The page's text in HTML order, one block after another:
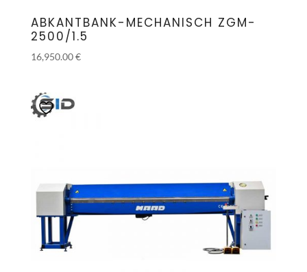
ABKANTBANK-MECHANISCH ZGM-
2500/1.5
16,950.00€